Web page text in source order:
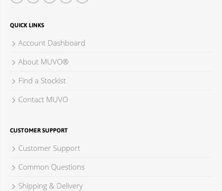
QUICK LINKS
Account Dashboard
About MUVO®
Find a Stockist
Contact MUVO
CUSTOMER SUPPORT
Customer Support
Common Questions
Shipping & Delivery